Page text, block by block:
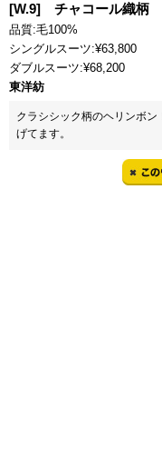
[W.9] チャコール織柄
品質:毛100%
シングルスーツ:¥63,800
ダブルスーツ:¥68,200
東洋紡
クラシシック柄のヘリンボ
げてます。